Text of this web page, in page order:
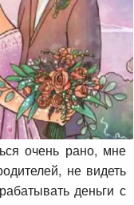
очень рано, мне
не видеть
деньги с